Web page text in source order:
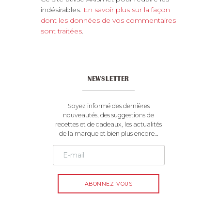
l
t
e
indésirables. En savoir plus sur la façon
dont les données de vos commentaires
sont traitées.
NEWSLETTER
Soyez informé des dernières
nouveautés, des suggestions de
recettes et de cadeaux, les actualités
de la marque et bien plus encore…